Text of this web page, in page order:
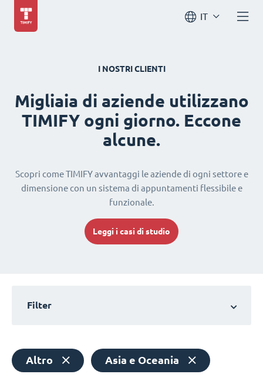
IT
I NOSTRI CLIENTI
Migliaia di aziende utilizzano
TIMIFY ogni giorno. Eccone
alcune.
Scopri come TIMIFY avvantaggi le aziende di ogni settore e
dimensione con un sistema di appuntamenti flessibile e
funzionale.
Leggi i casi di studio
Filter
Altro Asia e Oceania